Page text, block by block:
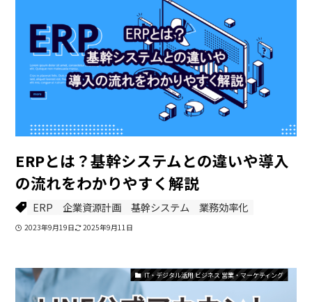
ERPとは？基幹システムとの違いや導入
の流れをわかりやすく解説
ERP 企業資源計画 基幹システム 業務効率化
2023年9月19日 2025年9月11日
IT・デジタル活用 ビジネス 営業・マーケティング